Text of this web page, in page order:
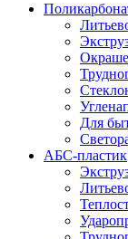
Для
АБС-пластик